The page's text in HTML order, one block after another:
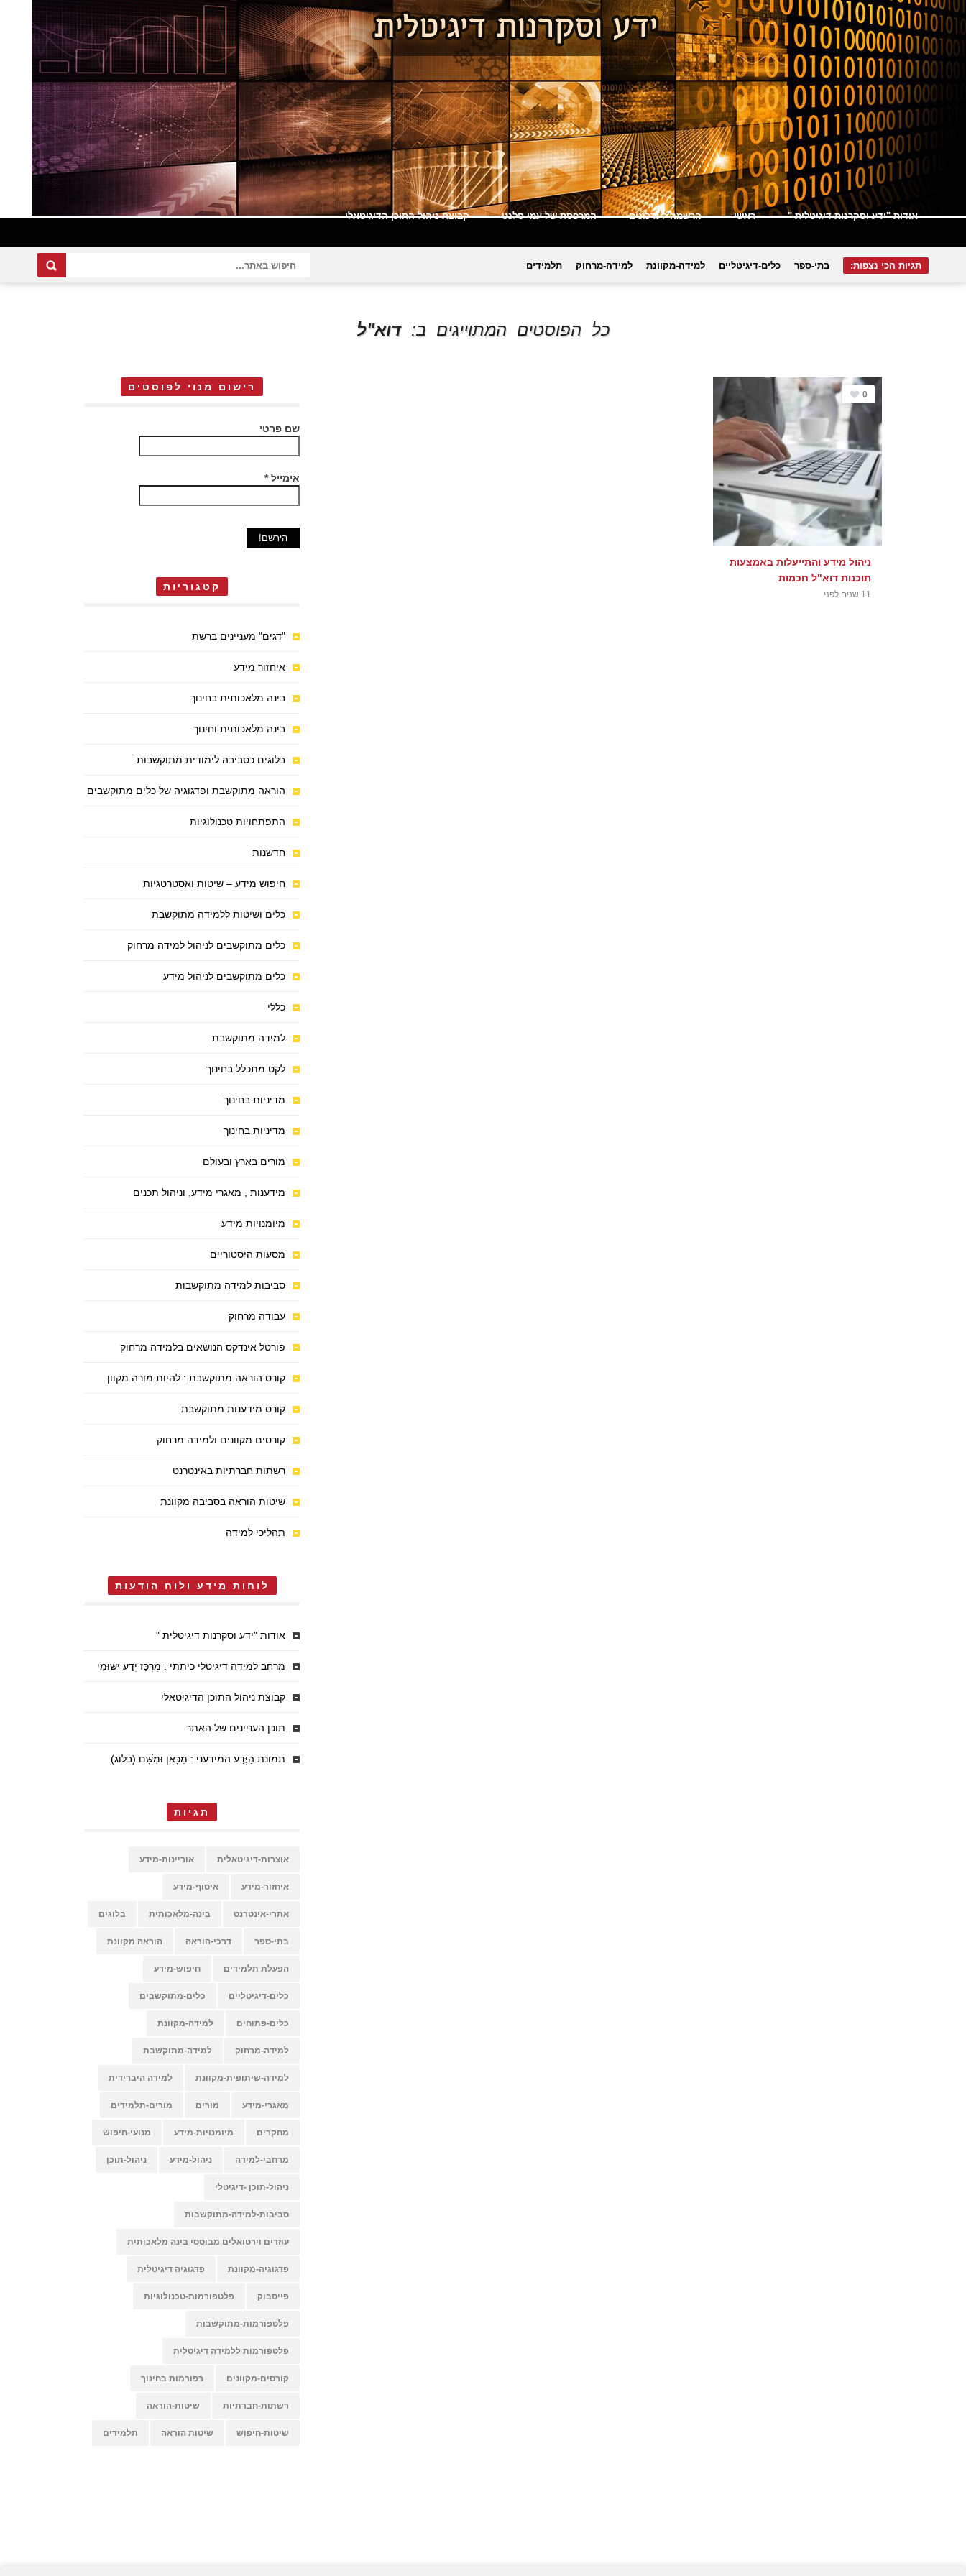
אודות "ידע וסקרנות דיגיטלית " ראשי הרשמה לעדכונים המרפסת של עמי סלנט קבוצת ניהול התוכן הדיגיטאלי
תגיות הכי נצפות: בתי-ספר כלים-דיגיטליים למידה-מקוונת למידה-מרחוק תלמידים
כל הפוסטים המתוייגים ב:דוא"ל
0
ניהול מידע והתייעלות באמצעות
תוכנות דוא"ל חכמות
11 שנים לפני
רישום מנוי לפוסטים
שם פרטי
אימייל*
קטגוריות
"דגים" מעניינים ברשת
איחזור מידע
בינה מלאכותית בחינוך
בינה מלאכותית וחינוך
בלוגים כסביבה לימודית מתוקשבות
הוראה מתוקשבת ופדגוגיה של כלים מתוקשבים
התפתחויות טכנולוגיות
חדשנות
חיפוש מידע – שיטות ואסטרטגיות
כלים ושיטות ללמידה מתוקשבת
כלים מתוקשבים לניהול למידה מרחוק
כלים מתוקשבים לניהול מידע
כללי
למידה מתוקשבת
לקט מתכלל בחינוך
מדיניות בחינוך
מדיניות בחינוך
מורים בארץ ובעולם
מידענות , מאגרי מידע, וניהול תכנים
מיומנויות מידע
מסעות היסטוריים
סביבות למידה מתוקשבות
עבודה מרחוק
פורטל אינדקס הנושאים בלמידה מרחוק
קורס הוראה מתוקשבת : להיות מורה מקוון
קורס מידענות מתוקשבת
קורסים מקוונים ולמידה מרחוק
רשתות חברתיות באינטרנט
שיטות הוראה בסביבה מקוונת
תהליכי למידה
לוחות מידע ולוח הודעות
אודות "ידע וסקרנות דיגיטלית "
מרחב למידה דיגיטלי כיתתי : מֶרְכַּז יֶדַע יִשּׂוּמִי
קבוצת ניהול התוכן הדיגיטאלי
תוכן העניינים של האתר
תמונת הַיֶּדַע המידעני : מִכָּאן וּמִשָּׁם (בלוג)
תגיות
אוצרות-דיגיטאלית אוריינות-מידע
איחזור-מידע איסוף-מידע
אתרי-אינטרנט בינה-מלאכותית בלוגים
בתי-ספר דרכי-הוראה הוראה מקוונת
הפעלת תלמידים חיפוש-מידע
כלים-דיגיטליים כלים-מתוקשבים
כלים-פתוחים למידה-מקוונת
למידה-מרחוק למידה-מתוקשבת
למידה-שיתופית-מקוונת למידה היברידית
מאגרי-מידע מורים מורים-תלמידים
מחקרים מיומנויות-מידע מנועי-חיפוש
מרחבי-למידה ניהול-מידע ניהול-תוכן
ניהול-תוכן -דיגיטלי
סביבות-למידה-מתוקשבות
עוזרים וירטואלים מבוססי בינה מלאכותית
פדגוגיה-מקוונת פדגוגיה דיגיטלית
פייסבוק פלטפורמות-טכנולוגיות
פלטפורמות-מתוקשבות
פלטפורמות ללמידה דיגיטלית
קורסים-מקוונים רפורמות בחינוך
רשתות-חברתיות שיטות-הוראה
שיטות-חיפוש שיטות הוראה תלמידים